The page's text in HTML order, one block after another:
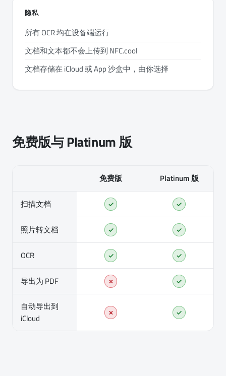
隐私
所有 OCR 均在设备端运行
文档和文本都不会上传到 NFC.cool
文档存储在 iCloud 或 App 沙盒中，由你选择
免费版与 Platinum 版
免费版 Platinum 版
扫描文档 ✓ ✓
照片转文档 ✓ ✓
OCR ✓ ✓
导出为 PDF ✗ ✓
自动导出到
iCloud
✗ ✓